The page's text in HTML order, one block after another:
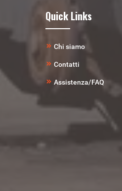
Quick Links
Chi siamo
Contatti
Assistenza/FAQ